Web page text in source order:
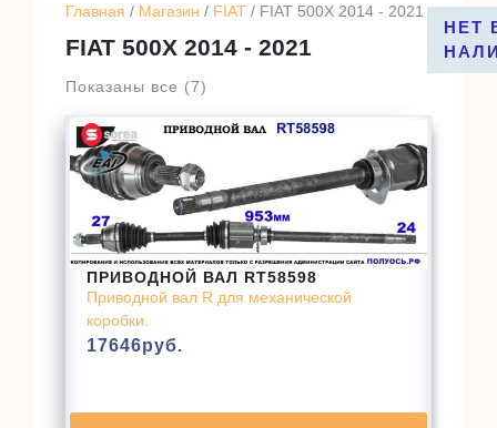
Главная / Магазин / FIAT / FIAT 500X 2014 - 2021
FIAT 500X 2014 - 2021
Показаны все (7)
ПРИВОДНОЙ ВАЛ RT58598
Приводной вал R для механической
коробки.
17646руб.
НЕТ